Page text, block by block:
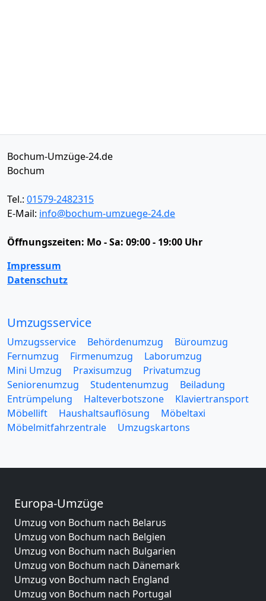
Bochum-Umzüge-24.de
Bochum
Tel.: 01579-2482315
E-Mail: info@bochum-umzuege-24.de
Öffnungszeiten: Mo - Sa: 09:00 - 19:00 Uhr
Impressum
Datenschutz
Umzugsservice
Umzugsservice Behördenumzug
Büroumzug
Fernumzug
Firmenumzug
Laborumzug
Mini Umzug
Praxisumzug
Privatumzug
Seniorenumzug
Studentenumzug
Beiladung
Entrümpelung
Halteverbotszone
Klaviertransport
Möbellift
Haushaltsauflösung
Möbeltaxi
Möbelmitfahrzentrale
Umzugskartons
Europa-Umzüge
Umzug von Bochum nach Belarus
Umzug von Bochum nach Belgien
Umzug von Bochum nach Bulgarien
Umzug von Bochum nach Dänemark
Umzug von Bochum nach England
Umzug von Bochum nach Portugal